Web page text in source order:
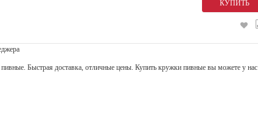
Быстрая доставка, отличные цены. Купить кружки пивные вы можете у нас